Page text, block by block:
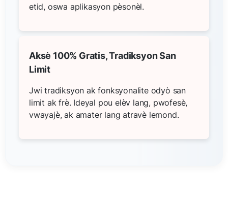
etid, oswa aplikasyon pèsonèl.
Aksè 100% Gratis, Tradiksyon San
Limit
Jwi tradiksyon ak fonksyonalite odyò san
limit ak frè. Ideyal pou elèv lang, pwofesè,
vwayajè, ak amater lang atravè lemond.